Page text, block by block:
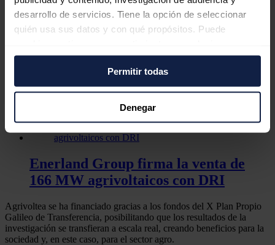
desarrollo de servicios. Tiene la opción de seleccionar
quién usa sus datos y con qué propósitos. Puede
momento desde la Declaración de cookies o clicando en
el Menú de consentimiento.
Si lo permite, también quisiéramos:
Recopilar información sobre su ubicación
geográfica que puede tener una precisión de varios
Identificar su dispositivo analizándolo activamente
para buscar características específicas (huellas
Obtenga más información sobre cómo se procesan sus
datos personales y establezca sus preferencias en la
sección de datos. Puede cambiar o retirar su
Permitir todas
Denegar
Grupo Greenvolt logra una tarifa a
largo plazo para un proyecto
agrivoltaico de 26,8 MW en Francia
Enerland Group firma la venta de
166 MW agrivoltaicos con DRI
Agrivoltea se ha financiado gracias a los fondos del X Plan Propio
Galileo de Transferencia, posibilitando que los resultados de la
investigación se transfieran a escala real, creando beneficios para la
sociedad y, en este caso, para el sector agro.